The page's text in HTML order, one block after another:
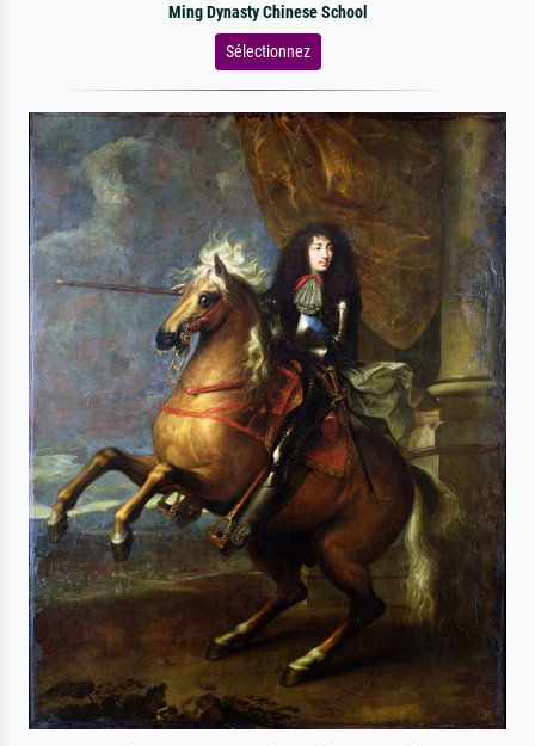
Ming Dynasty Chinese School
Sélectionnez